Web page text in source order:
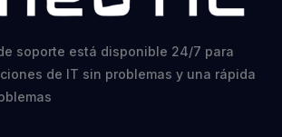
soporte está disponible 24/7 para
de IT sin problemas y una rápida